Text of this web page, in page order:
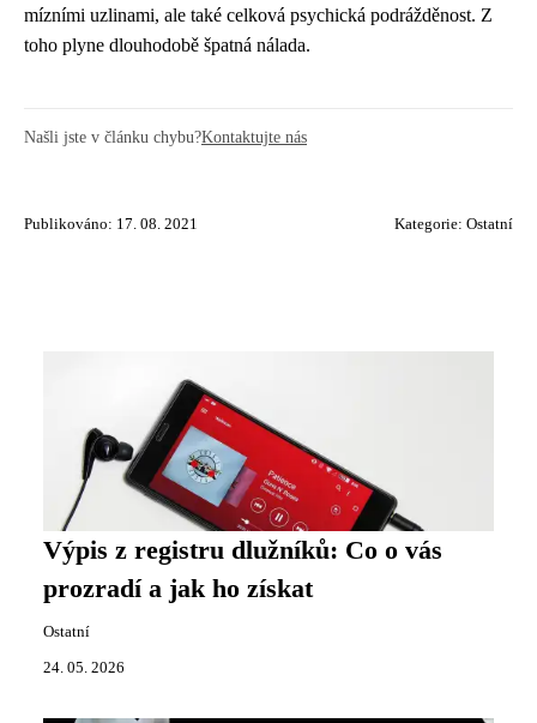
mízními uzlinami, ale také celková psychická podrážděnost. Z
toho plyne dlouhodobě špatná nálada.
Našli jste v článku chybu?Kontaktujte nás
Publikováno: 17. 08. 2021 Kategorie: Ostatní
Výpis z registru dlužníků: Co o vás
prozradí a jak ho získat
Ostatní
24. 05. 2026